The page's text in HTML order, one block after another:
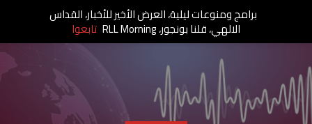
برامج ومنوعات ليلية، العرض الأخير للأخبار، القداس
الالهي، قلنا بونجور، RLL Morning تابعوا